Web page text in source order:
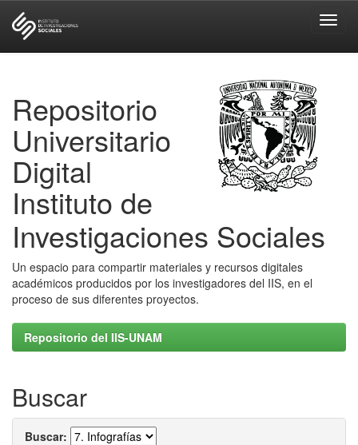
Repositorio
Universitario
Digital
Instituto de
Investigaciones Sociales
Un espacio para compartir materiales y recursos digitales
académicos producidos por los investigadores del IIS, en el
proceso de sus diferentes proyectos.
Repositorio del IIS-UNAM
Buscar
Buscar: